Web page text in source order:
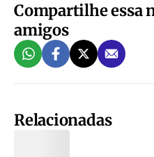
Compartilhe essa
amigos
Relacionadas